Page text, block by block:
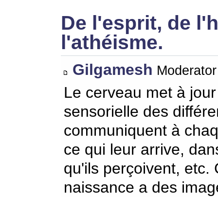
De l'esprit, de
l'athéisme.
Gilgamesh
Le cerveau met à
sensorielle des
communiquent à
ce qui leur arrive,
qu'ils perçoivent, etc.
naissance a des